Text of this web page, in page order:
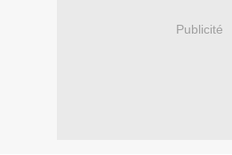
Publicité